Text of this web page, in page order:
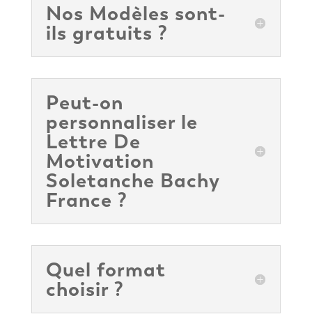
Nos Modèles sont-
ils gratuits ?
Peut-on
personnaliser le
Lettre De
Motivation
Soletanche Bachy
France ?
Quel format
choisir ?